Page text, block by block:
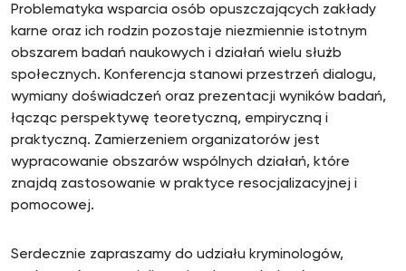
Problematyka wsparcia osób opuszczających zakłady
karne oraz ich rodzin pozostaje niezmiennie istotnym
obszarem badań naukowych i działań wielu służb
społecznych. Konferencja stanowi przestrzeń dialogu,
wymiany doświadczeń oraz prezentacji wyników badań,
łącząc perspektywę teoretyczną, empiryczną i
praktyczną. Zamierzeniem organizatorów jest
wypracowanie obszarów wspólnych działań, które
znajdą zastosowanie w praktyce resocjalizacyjnej i
pomocowej.
Serdecznie zapraszamy do udziału kryminologów,